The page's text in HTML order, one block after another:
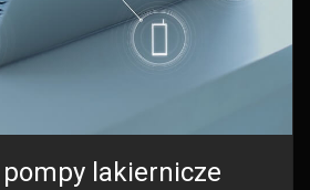
lakiernicze